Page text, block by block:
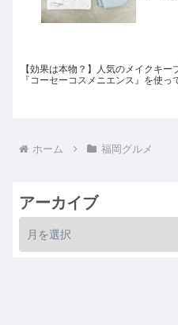
【効果は本物？】人気のメイクキー
『コーセーコスメニエンス』を使っ
ホーム 福岡グルメ
アーカイブ